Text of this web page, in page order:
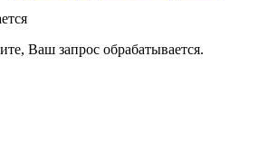
Ваш запрос обрабатывается.